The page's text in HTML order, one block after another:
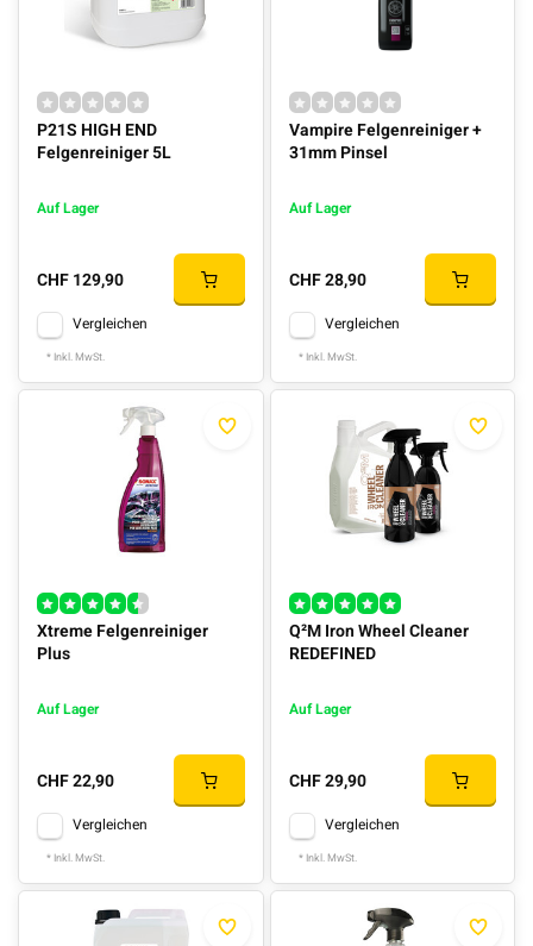
P21S HIGH END
Felgenreiniger 5L
Auf Lager
CHF 129,90
Vergleichen
* Inkl. MwSt.
Vampire Felgenreiniger +
31mm Pinsel
Auf Lager
CHF 28,90
Vergleichen
* Inkl. MwSt.
Xtreme Felgenreiniger
Plus
Auf Lager
CHF 22,90
Vergleichen
* Inkl. MwSt.
Q²M Iron Wheel Cleaner
REDEFINED
Auf Lager
CHF 29,90
Vergleichen
* Inkl. MwSt.